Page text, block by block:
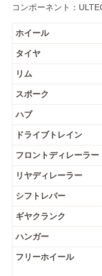
コンポーネント：
ホイール
タイヤ
リム
スポーク
ハブ
ドライブトレイン
フロントディレーラー
リヤディレーラー
シフトレバー
ギヤクランク
ハンガー
フリーホイール